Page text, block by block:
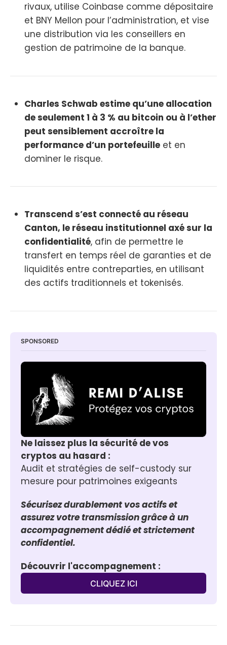
rivaux, utilise Coinbase comme dépositaire
et BNY Mellon pour l’administration, et vise
une distribution via les conseillers en
gestion de patrimoine de la banque.
Charles Schwab estime qu’une allocation
de seulement 1 à 3 % au bitcoin ou à l’ether
peut sensiblement accroître la
performance d’un portefeuille et en
dominer le risque.
Transcend s’est connecté au réseau
Canton, le réseau institutionnel axé sur la
confidentialité, afin de permettre le
transfert en temps réel de garanties et de
liquidités entre contreparties, en utilisant
des actifs traditionnels et tokenisés.
SPONSORED
Ne laissez plus la sécurité de vos
cryptos au hasard :
Audit et stratégies de self-custody sur
mesure pour patrimoines exigeants
Sécurisez durablement vos actifs et
assurez votre transmission grâce à un
accompagnement dédié et strictement
confidentiel.
Découvrir l'accompagnement :
CLIQUEZ ICI